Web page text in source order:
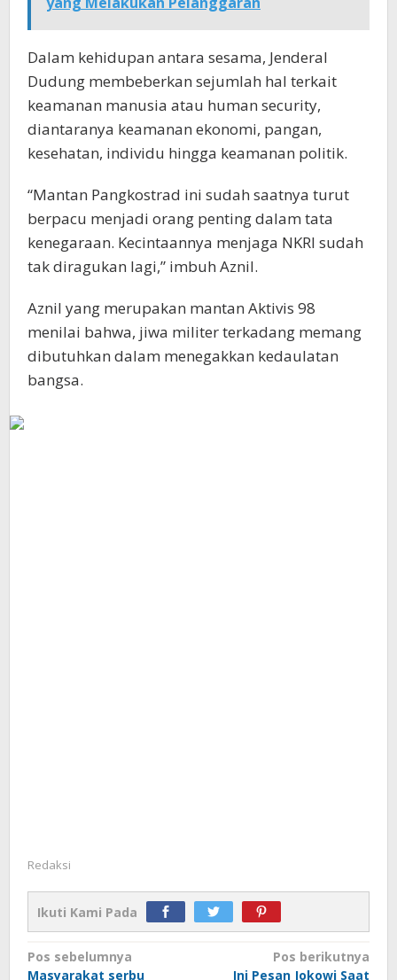
Dalam kehidupan antara sesama, Jenderal
Dudung membeberkan sejumlah hal terkait
keamanan manusia atau human security,
diantaranya keamanan ekonomi, pangan,
kesehatan, individu hingga keamanan politik.
“Mantan Pangkostrad ini sudah saatnya turut
berpacu menjadi orang penting dalam tata
kenegaraan. Kecintaannya menjaga NKRI sudah
tak diragukan lagi,” imbuh Aznil.
Aznil yang merupakan mantan Aktivis 98
menilai bahwa, jiwa militer terkadang memang
dibutuhkan dalam menegakkan kedaulatan
bangsa.
Redaksi
Ikuti Kami Pada
Navigasi
Pos sebelumnya
Masyarakat serbu
Pos berikutnya
Ini Pesan Jokowi Saat